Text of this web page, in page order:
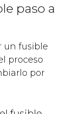
paso a
un fusible
proceso
por